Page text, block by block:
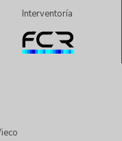
Interventoría